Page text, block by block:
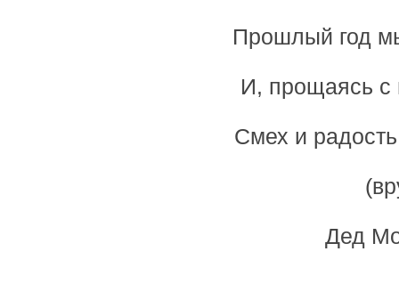
Прошлый год
И, прощаясь с
Смех и
Дед